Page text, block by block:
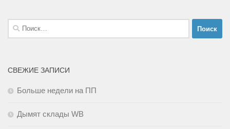
Найти:
СВЕЖИЕ ЗАПИСИ
Больше недели на ПП
Дымят склады WB